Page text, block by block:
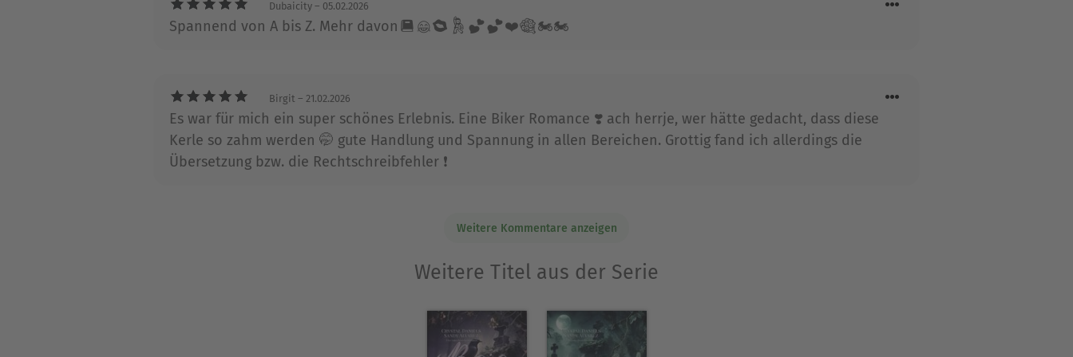
Dubaicity – 05.02.2026
Spannend von A bis Z. Mehr davon📕😂💋💃💕💕❤️💐🏍️🏍️
Birgit – 21.02.2026
Es war für mich ein super schönes Erlebnis. Eine Biker Romance ❣️ ach herrje, wer hätte gedacht, dass diese
Kerle so zahm werden 🤭 gute Handlung und Spannung in allen Bereichen. Grottig fand ich allerdings die
Übersetzung bzw. die Rechtschreibfehler ❗️
Weitere Kommentare anzeigen
Weitere Titel aus der Serie